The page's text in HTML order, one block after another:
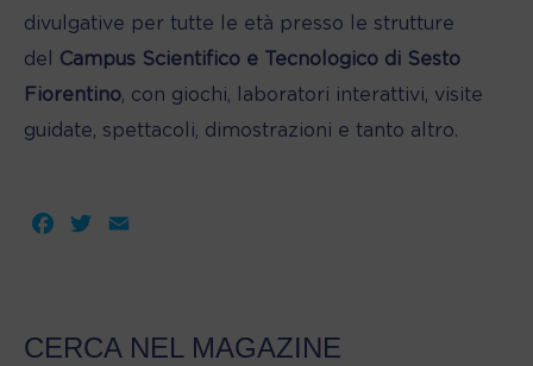
divulgative per tutte le età presso le strutture
del Campus Scientifico e Tecnologico di Sesto
Fiorentino, con giochi, laboratori interattivi, visite
guidate, spettacoli, dimostrazioni e tanto altro.
Facebook
Twitter
CERCA NEL MAGAZINE